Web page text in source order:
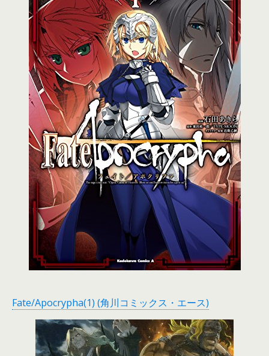
Fate/Apocrypha(1) (角川コミックス・エース)